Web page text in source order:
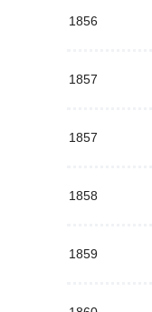
1856
1857
1857
1858
1859